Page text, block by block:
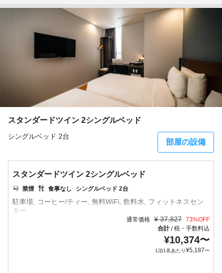
スタンダードツイン 2シングルベッド
シングルベッド 2台
部屋の設備
スタンダードツイン 2シングルベッド
禁煙 食事なし シングルベッド 2台
駐車場, コーヒー/ティー, 無料WiFi, 飲料水, フィットネスセン
通常価格 ¥ 37,827 73%OFF
合計/税・手数料込
¥10,374〜
1泊1名あたり¥5,187〜